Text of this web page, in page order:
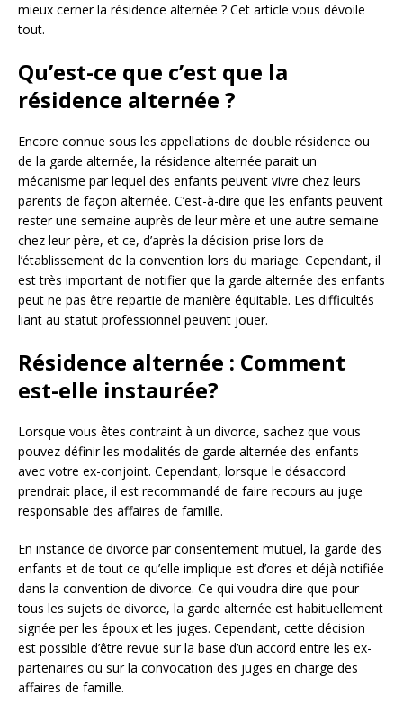
mieux cerner la résidence alternée ? Cet article vous dévoile
tout.
Qu’est-ce que c’est que la
résidence alternée ?
Encore connue sous les appellations de double résidence ou
de la garde alternée, la résidence alternée parait un
mécanisme par lequel des enfants peuvent vivre chez leurs
parents de façon alternée. C’est-à-dire que les enfants peuvent
rester une semaine auprès de leur mère et une autre semaine
chez leur père, et ce, d’après la décision prise lors de
l’établissement de la convention lors du mariage. Cependant, il
est très important de notifier que la garde alternée des enfants
peut ne pas être repartie de manière équitable. Les difficultés
liant au statut professionnel peuvent jouer.
Résidence alternée : Comment
est-elle instaurée?
Lorsque vous êtes contraint à un divorce, sachez que vous
pouvez définir les modalités de garde alternée des enfants
avec votre ex-conjoint. Cependant, lorsque le désaccord
prendrait place, il est recommandé de faire recours au juge
responsable des affaires de famille.
En instance de divorce par consentement mutuel, la garde des
enfants et de tout ce qu’elle implique est d’ores et déjà notifiée
dans la convention de divorce. Ce qui voudra dire que pour
tous les sujets de divorce, la garde alternée est habituellement
signée per les époux et les juges. Cependant, cette décision
est possible d’être revue sur la base d’un accord entre les ex-
partenaires ou sur la convocation des juges en charge des
affaires de famille.